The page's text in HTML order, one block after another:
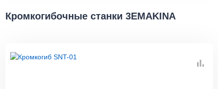
Кромкогибочные станки 3EMAKINA